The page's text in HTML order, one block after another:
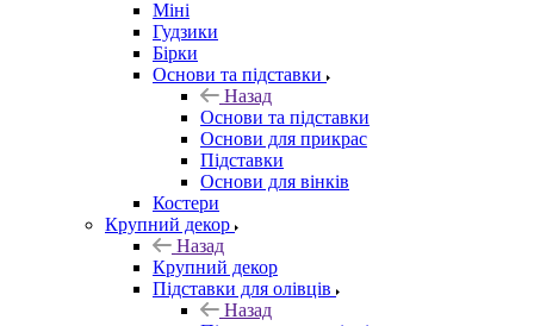
Міні
Гудзики
Бірки
Основи та підставки
Назад
Основи та підставки
Основи для прикрас
Підставки
Основи для вінків
Костери
Крупний декор
Назад
Крупний декор
Підставки для олівців
Назад